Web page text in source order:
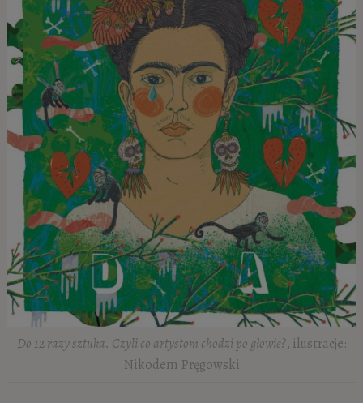
Do 12 razy sztuka. Czyli co artystom chodzi po głowie?, ilustracje:
Nikodem Pręgowski